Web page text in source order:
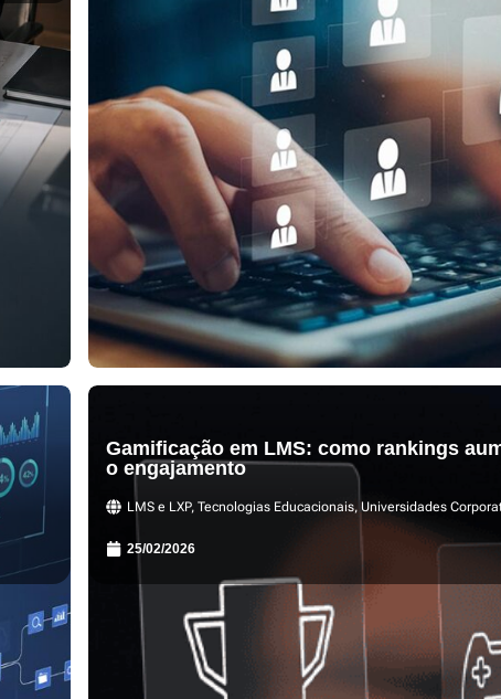
Gamificação em LMS: como rankings
o engajamento
LMS e LXP,Tecnologias Educacionais, Universidades
25/02/2026